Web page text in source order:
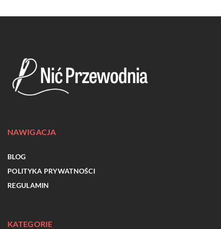
NAWIGACJA
BLOG
POLITYKA PRYWATNOŚCI
REGULAMIN
KATEGORIE